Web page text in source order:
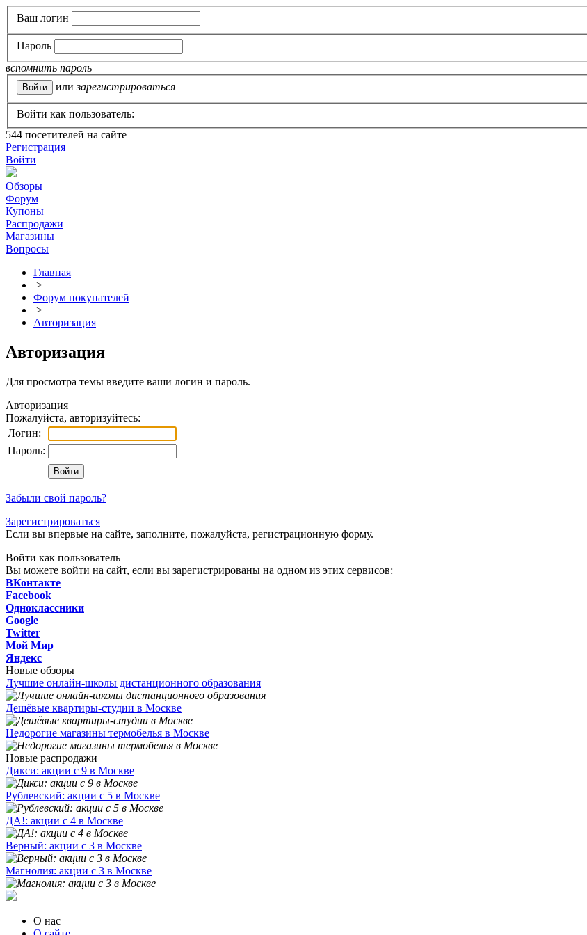
Ваш логин
Пароль
вспомнить пароль
или зарегистрироваться
Войти как пользователь:
544 посетителей на сайте
Регистрация
Войти
Обзоры
Форум
Купоны
Распродажи
Магазины
Вопросы
Главная
>
Форум покупателей
>
Авторизация
Авторизация
Для просмотра темы введите ваши логин и пароль.
Авторизация
Пожалуйста, авторизуйтесь:
Логин:
Пароль:
Забыли свой пароль?
Зарегистрироваться
Если вы впервые на сайте, заполните, пожалуйста, регистрационную форму.
Войти как пользователь
Вы можете войти на сайт, если вы зарегистрированы на одном из этих сервисов:
ВКонтакте
Facebook
Одноклассники
Google
Twitter
Мой Мир
Яндекс
Новые обзоры
Лучшие онлайн-школы дистанционного образования
Дешёвые квартиры-студии в Москве
Недорогие магазины термобелья в Москве
Новые распродажи
Дикси: акции с 9 в Москве
Рублевский: акции с 5 в Москве
ДА!: акции с 4 в Москве
Верный: акции с 3 в Москве
Магнолия: акции с 3 в Москве
О нас